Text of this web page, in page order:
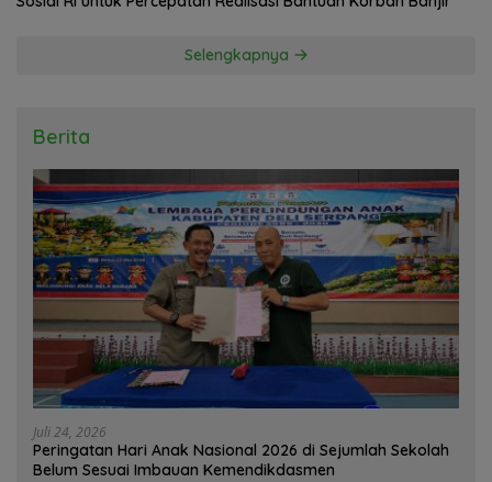
Selengkapnya
Berita
Juli 24, 2026
Peringatan Hari Anak Nasional 2026 di Sejumlah Sekolah
Belum Sesuai Imbauan Kemendikdasmen